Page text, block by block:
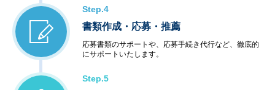
Step.4
書類作成・応募・推薦
応募書類のサポートや、応募手続き代行など、徹底的
にサポートいたします。
Step.5